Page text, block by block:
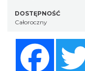
DOSTĘPNOŚĆ
Całoroczny